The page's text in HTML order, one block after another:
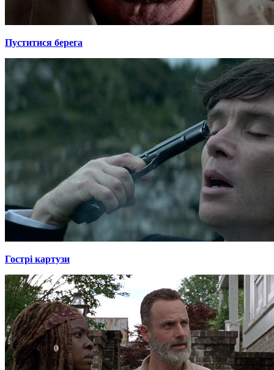
Пуститися берега
Гострі картузи